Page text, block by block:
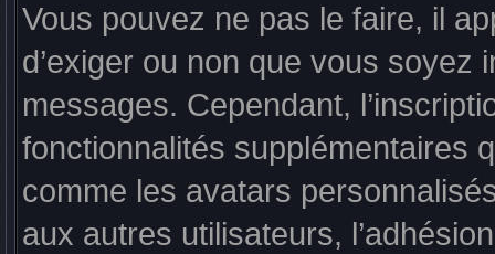
Vous pouvez ne pas le faire, il
d’exiger ou non que vous
messages. Cependant,
fonctionnalités supplémentaires
comme les avatars
aux autres utilisateurs,